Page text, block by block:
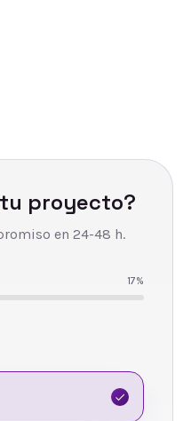
proyecto?
en 24-48 h.
17%